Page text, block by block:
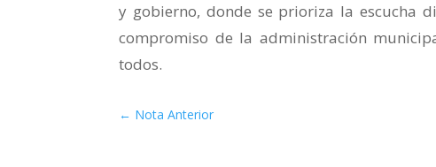
y gobierno, donde se prioriza la escucha
compromiso de la administración
todos.
← Nota Anterior